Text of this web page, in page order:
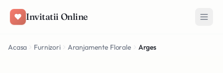
Invitatii Online
Acasa Furnizori Aranjamente Florale Arges